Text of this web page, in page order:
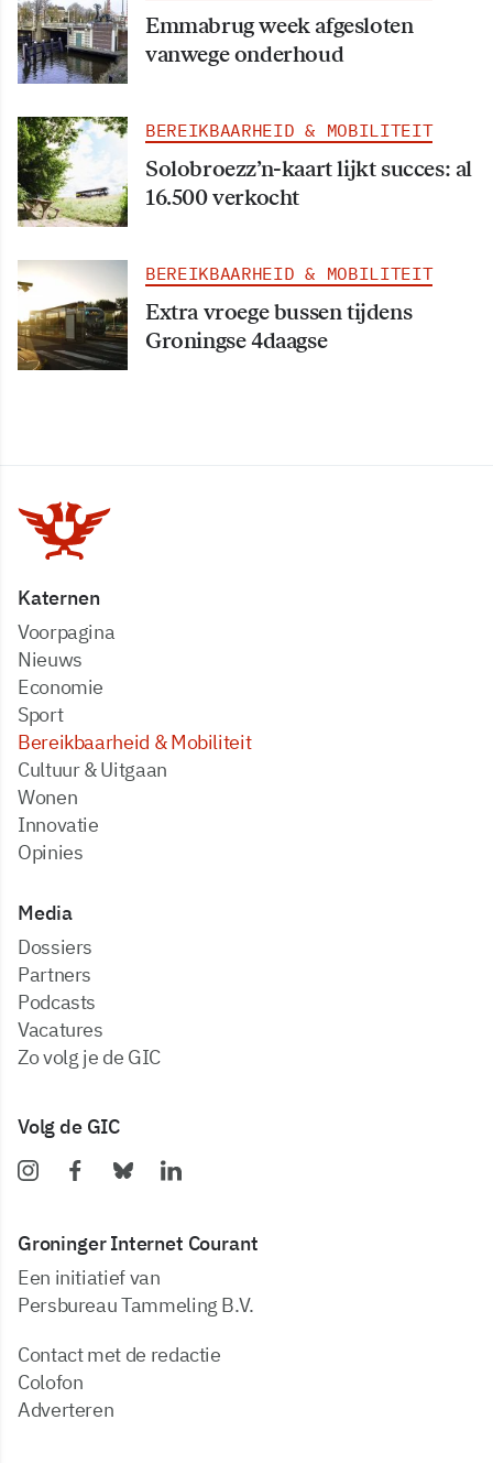
Emmabrug week afgesloten
vanwege onderhoud
BEREIKBAARHEID & MOBILITEIT
Solobroezz’n-kaart lijkt succes: al
16.500 verkocht
BEREIKBAARHEID & MOBILITEIT
Extra vroege bussen tijdens
Groningse 4daagse
Katernen
Voorpagina
Nieuws
Economie
Sport
Bereikbaarheid & Mobiliteit
Cultuur & Uitgaan
Wonen
Innovatie
Opinies
Media
dossiers
partners
podcasts
vacatures
zo volg je de GIC
Volg de GIC
Groninger Internet Courant
Een initiatief van
Persbureau Tammeling B.V.
Contact met de redactie
Colofon
Adverteren